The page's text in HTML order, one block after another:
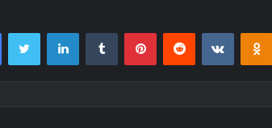
FacebookTwitter LinkedInTumblr PinterestReddit